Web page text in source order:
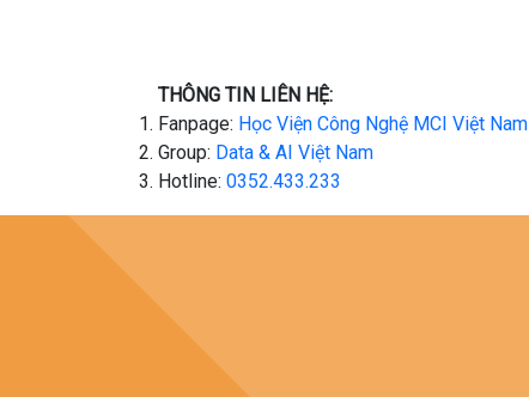
THÔNG TIN LIÊN HỆ:
Fanpage: Học Viện Công Nghệ MCI Việt Nam
Group: Data & AI Việt Nam
Hotline: 0352.433.233